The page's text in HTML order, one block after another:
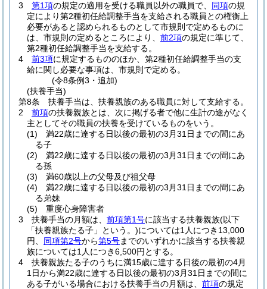
3
第1項の規定の適用を受ける職員以外の職員で、 同項の規
定により第2種初任給調整手当を支給される職員との権衡上
必要があると認められるものとして市規則で定めるものに
は、市規則の定めるところにより、 前2項の規定に準じて、
第2種初任給調整手当を支給する。
4
前3項に規定するもののほか、第2種初任給調整手当の支
給に関し必要な事項は、市規則で定める。
(令8条例3・追加)
(扶養手当)
第8条
扶養手当は、扶養親族のある職員に対して支給する。
2
前項の扶養親族とは、次に掲げる者で他に生計の途がなく
主としてその職員の扶養を受けているものをいう。
(1)
満22歳に達する日以後の最初の3月31日までの間にあ
る子
(2)
満22歳に達する日以後の最初の3月31日までの間にあ
る孫
(3)
満60歳以上の父母及び祖父母
(4)
満22歳に達する日以後の最初の3月31日までの間にあ
る弟妹
(5)
重度心身障害者
3
扶養手当の月額は、 前項第1号に該当する扶養親族(以下
「扶養親族たる子」という。)については1人につき13,000
円、 同項第2号から第5号までのいずれかに該当する扶養親
族については1人につき6,500円とする。
4
扶養親族たる子のうちに満15歳に達する日後の最初の4月
1日から満22歳に達する日以後の最初の3月31日までの間に
ある子がいる場合における扶養手当の月額は、 前項の規定